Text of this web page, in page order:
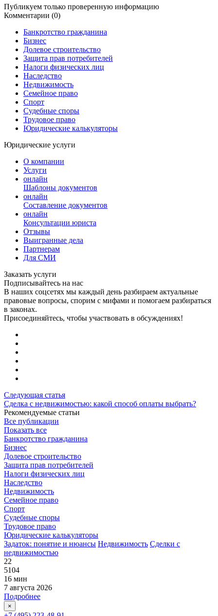
Публикуем только проверенную информацию
Комментарии (0)
Банкротство гражданина
Бизнес
Долевое строительство
Защита прав потребителей
Налоги физических лиц
Наследство
Недвижимость
Семейное право
Спорт
Судебные споры
Трудовое право
Юридические калькуляторы
Юридические услуги
О компании
Услуги
онлайн
Шаблоны документов
онлайн
Составление документов
онлайн
Консультации юриста
Отзывы
Выигранные дела
Партнерам
Для СМИ
Заказать услуги
Подписывайтесь на нас
В наших соцсетях мы каждый день разбираем актуальные
правовые вопросы, спорим с мифами и помогаем разбираться
в законах.
Присоединяйтесь, чтобы участвовать в обсуждениях!
Следующая статья
Сделка с недвижимостью: какой способ оплаты выбрать?
Рекомендуемые статьи
Все публикации
Показать все
Банкротство гражданина
Бизнес
Долевое строительство
Защита прав потребителей
Налоги физических лиц
Наследство
Недвижимость
Семейное право
Спорт
Судебные споры
Трудовое право
Юридические калькуляторы
Задаток: понятие и нюансы Недвижимость Сделки с
недвижимостью
22
5104
16 мин
7 августа 2026
Подробнее
×